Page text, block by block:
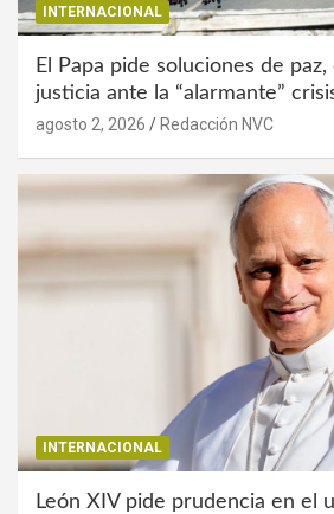
INTERNACIONAL
El Papa pide soluciones de
justicia ante la “alarmante”
agosto 2, 2026 Redacción NVC
INTERNACIONAL
León XIV pide prudencia en el